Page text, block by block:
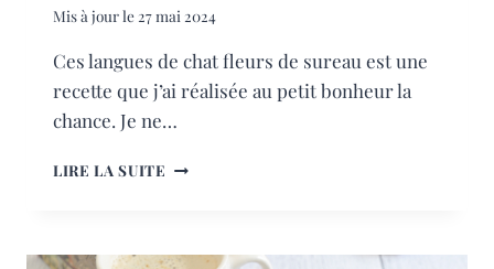
Mis à jour le 27 mai 2024
Ces langues de chat fleurs de sureau est une
recette que j’ai réalisée au petit bonheur la
chance. Je ne…
LIRE LA SUITE LANGUES
DE